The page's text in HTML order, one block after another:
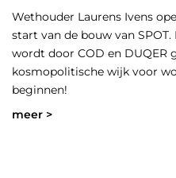
Wethouder Laurens Ivens
start van de bouw van
wordt door COD en DUQER
kosmopolitische wijk voor
beginnen!
meer >